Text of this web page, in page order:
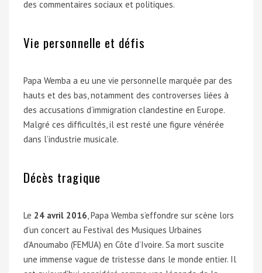
des commentaires sociaux et politiques.
Vie personnelle et défis
Papa Wemba a eu une vie personnelle marquée par des
hauts et des bas, notamment des controverses liées à
des accusations d’immigration clandestine en Europe.
Malgré ces difficultés, il est resté une figure vénérée
dans l’industrie musicale.
Décès tragique
Le 24 avril 2016, Papa Wemba s’effondre sur scène lors
d’un concert au Festival des Musiques Urbaines
d’Anoumabo (FEMUA) en Côte d’Ivoire. Sa mort suscite
une immense vague de tristesse dans le monde entier. Il